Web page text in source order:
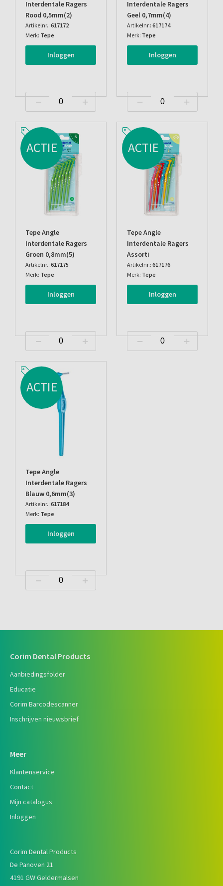
Interdentale Ragers
Rood 0,5mm(2)
Artikelnr.: 617172
Merk: Tepe
Inloggen
Interdentale Ragers
Geel 0,7mm(4)
Artikelnr.: 617174
Merk: Tepe
Inloggen
ACTIE
Tepe Angle
Interdentale Ragers
Groen 0,8mm(5)
Artikelnr.: 617175
Merk: Tepe
Inloggen
ACTIE
Tepe Angle
Interdentale Ragers
Assorti
Artikelnr.: 617176
Merk: Tepe
Inloggen
ACTIE
Tepe Angle
Interdentale Ragers
Blauw 0,6mm(3)
Artikelnr.: 617184
Merk: Tepe
Inloggen
Corim Dental Products
Aanbiedingsfolder
Educatie
Corim Barcodescanner
Inschrijven nieuwsbrief
Meer
Klantenservice
Contact
Mijn catalogus
Inloggen
Corim Dental Products
De Panoven 21
4191 GW Geldermalsen